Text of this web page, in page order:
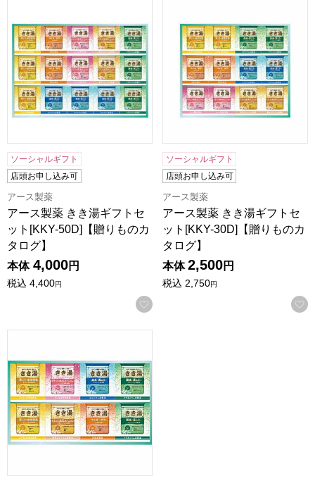
ソーシャルギフト
店頭お申し込み可
アース製薬
アース製薬 きき湯ギフトセ
ット[KKY-50D]【贈りものカ
タログ】
本体 4,000円
税込 4,400円
お気に入りに登録する
ソーシャルギフト
店頭お申し込み可
アース製薬
アース製薬 きき湯ギフトセ
ット[KKY-30D]【贈りものカ
タログ】
本体 2,500円
税込 2,750円